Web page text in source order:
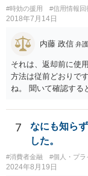
#時効の援用 #信用情報回
2018年7月14日
内藤 政信 弁
それは、返却前に使
方法は従前どおりで
ね。 聞いて確認する
7
なにも知ら
した。
#消費者金融 #個人・プラ
2024年8月19日